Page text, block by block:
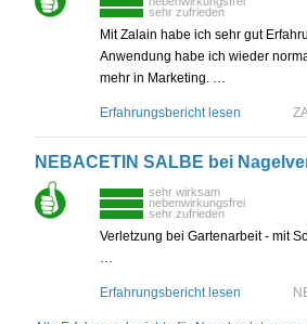
sehr zufrieden
Mit Zalain habe ich sehr gut
Anwendung habe ich wieder
mehr in Marketing. …
Erfahrungsbericht lesen
NEBACETIN SALBE bei
sehr wirksam
nebenwirkungsfrei
sehr zufrieden
Verletzung bei Gartenarbeit - mit
…
Erfahrungsbericht lesen